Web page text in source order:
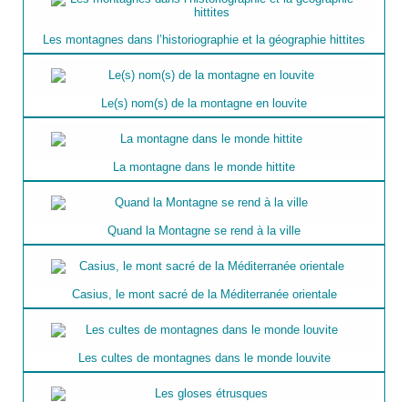
Les montagnes dans l’historiographie et la géographie hittites
Le(s) nom(s) de la montagne en louvite
La montagne dans le monde hittite
Quand la Montagne se rend à la ville
Casius, le mont sacré de la Méditerranée orientale
Les cultes de montagnes dans le monde louvite